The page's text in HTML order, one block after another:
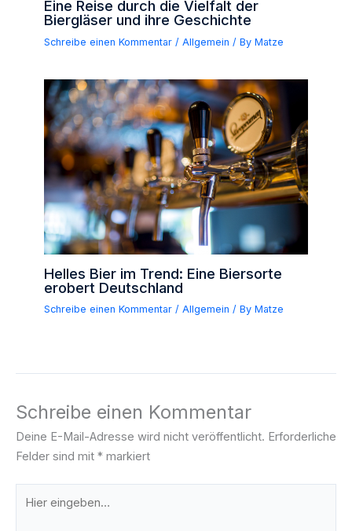
Eine Reise durch die Vielfalt der
Biergläser und ihre Geschichte
Schreibe einen Kommentar /Allgemein / ByMatze
Helles Bier im Trend: Eine Biersorte
erobert Deutschland
Schreibe einen Kommentar /Allgemein / ByMatze
Schreibe einen Kommentar
Deine E-Mail-Adresse wird nicht veröffentlicht. Erforderliche
Felder sind mit * markiert
eingeben…